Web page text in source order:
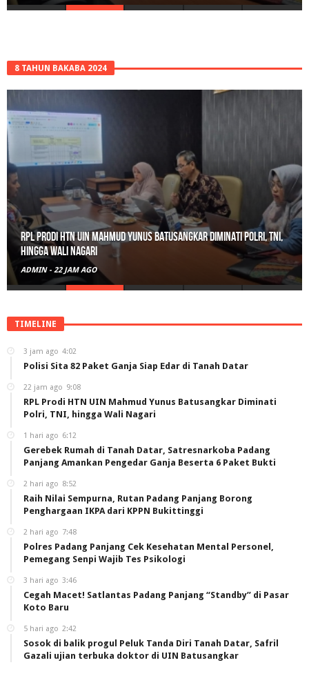
8 TAHUN BAKABA 2024
RPL Prodi HTN UIN Mahmud Yunus Batusangkar Diminati Polri, TNI,
hingga Wali Nagari
ADMIN - 22 JAM AGO
TIMELINE
3 jam ago 4:02
Polisi Sita 82 Paket Ganja Siap Edar di Tanah Datar
22 jam ago 9:08
RPL Prodi HTN UIN Mahmud Yunus Batusangkar Diminati
Polri, TNI, hingga Wali Nagari
1 hari ago 6:12
Gerebek Rumah di Tanah Datar, Satresnarkoba Padang
Panjang Amankan Pengedar Ganja Beserta 6 Paket Bukti
2 hari ago 8:52
Raih Nilai Sempurna, Rutan Padang Panjang Borong
Penghargaan IKPA dari KPPN Bukittinggi
2 hari ago 7:48
Polres Padang Panjang Cek Kesehatan Mental Personel,
Pemegang Senpi Wajib Tes Psikologi
3 hari ago 3:46
Cegah Macet! Satlantas Padang Panjang “Standby” di Pasar
Koto Baru
5 hari ago 2:42
Sosok di balik progul Peluk Tanda Diri Tanah Datar, Safril
Gazali ujian terbuka doktor di UIN Batusangkar